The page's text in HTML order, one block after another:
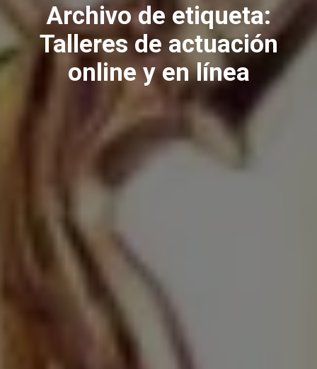
Archivo de etiqueta:
Talleres de actuación
online y en línea